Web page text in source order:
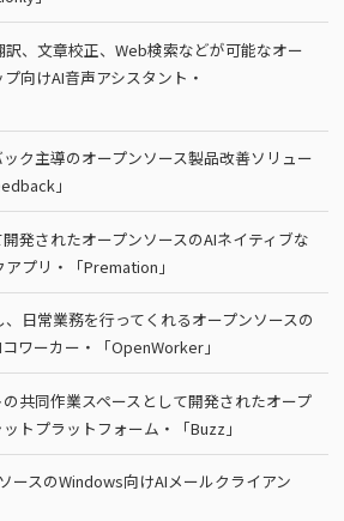
、文章校正、Web検索などが可能なオー
向けAI音声アシスタント・
ク主導のオープンソース製品改善ソリュー
」
発されたオープンソースのAIネイティブな
プリ・「Premation」
日常業務を行ってくれるオープンソースの
ワーカー・「OpenWorker」
共同作業スペースとして開発されたオープ
トプラットフォーム・「Buzz」
ースのWindows向けAIメールクライアン